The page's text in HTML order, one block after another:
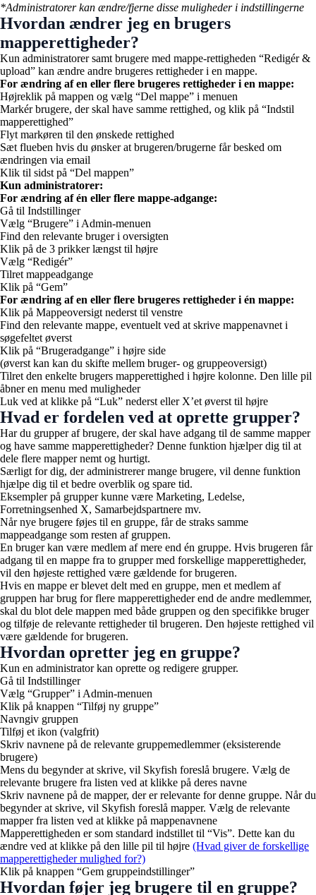
*Administratorer kan ændre/fjerne disse muligheder i indstillingerne
Hvordan ændrer jeg en brugers
mapperettigheder?
Kun administratorer samt brugere med mappe-rettigheden “Redigér &
upload” kan ændre andre brugeres rettigheder i en mappe.
For ændring af en eller flere brugeres rettigheder i en mappe:
Højreklik på mappen og vælg “Del mappe” i menuen
Markér brugere, der skal have samme rettighed, og klik på “Indstil
mapperettighed”
Flyt markøren til den ønskede rettighed
Sæt flueben hvis du ønsker at brugeren/brugerne får besked om
ændringen via email
Klik til sidst på “Del mappen”
Kun administratorer:
For ændring af én eller flere mappe-adgange:
Gå til Indstillinger
Vælg “Brugere” i Admin-menuen
Find den relevante bruger i oversigten
Klik på de 3 prikker længst til højre
Vælg “Redigér”
Tilret mappeadgange
Klik på “Gem”
For ændring af en eller flere brugeres rettigheder i én mappe:
Klik på Mappeoversigt nederst til venstre
Find den relevante mappe, eventuelt ved at skrive mappenavnet i
søgefeltet øverst
Klik på “Brugeradgange” i højre side
(øverst kan kan du skifte mellem bruger- og gruppeoversigt)
Tilret den enkelte brugers mapperettighed i højre kolonne. Den lille pil
åbner en menu med muligheder
Luk ved at klikke på “Luk” nederst eller X’et øverst til højre
Hvad er fordelen ved at oprette grupper?
Har du grupper af brugere, der skal have adgang til de samme mapper
og have samme mapperettigheder? Denne funktion hjælper dig til at
dele flere mapper nemt og hurtigt.
Særligt for dig, der administrerer mange brugere, vil denne funktion
hjælpe dig til et bedre overblik og spare tid.
Eksempler på grupper kunne være Marketing, Ledelse,
Forretningsenhed X, Samarbejdspartnere mv.
Når nye brugere føjes til en gruppe, får de straks samme
mappeadgange som resten af gruppen.
En bruger kan være medlem af mere end én gruppe. Hvis brugeren får
adgang til en mappe fra to grupper med forskellige mapperettigheder,
vil den højeste rettighed være gældende for brugeren.
Hvis en mappe er blevet delt med en gruppe, men et medlem af
gruppen har brug for flere mapperettigheder end de andre medlemmer,
skal du blot dele mappen med både gruppen og den specifikke bruger
og tilføje de relevante rettigheder til brugeren. Den højeste rettighed vil
være gældende for brugeren.
Hvordan opretter jeg en gruppe?
Kun en administrator kan oprette og redigere grupper.
Gå til Indstillinger
Vælg “Grupper” i Admin-menuen
Klik på knappen “Tilføj ny gruppe”
Navngiv gruppen
Tilføj et ikon (valgfrit)
Skriv navnene på de relevante gruppemedlemmer (eksisterende
brugere)
Mens du begynder at skrive, vil Skyfish foreslå brugere. Vælg de
relevante brugere fra listen ved at klikke på deres navne
Skriv navnene på de mapper, der er relevante for denne gruppe. Når du
begynder at skrive, vil Skyfish foreslå mapper. Vælg de relevante
mapper fra listen ved at klikke på mappenavnene
Mapperettigheden er som standard indstillet til “Vis”. Dette kan du
ændre ved at klikke på den lille pil til højre (Hvad giver de forskellige
mapperettigheder mulighed for?)
Klik på knappen “Gem gruppeindstillinger”
Hvordan føjer jeg brugere til en gruppe?